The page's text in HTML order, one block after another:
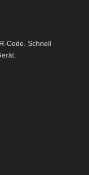
Code. Schnell